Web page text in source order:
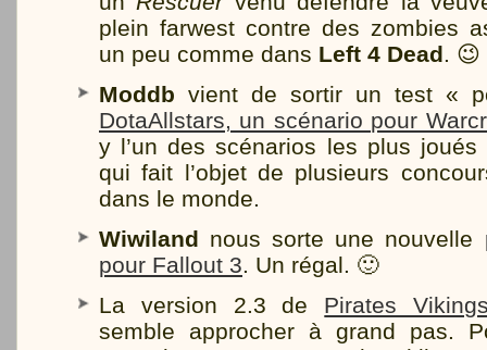
plein farwest contre des zombies
un peu comme dans Left 4 Dead. 😉
Moddb vient de sortir un test «
DotaAllstars, un scénario pour
y l’un des scénarios les plus
qui fait l’objet de plusieurs
dans le monde.
Wiwiland nous sorte une nouvelle
pour Fallout 3. Un régal. 🙂
La version 2.3 de Pirates
semble approcher à grand pas.